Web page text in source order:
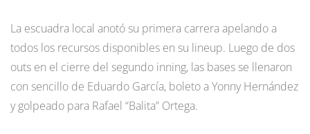
La escuadra local anotó su primera carrera apelando a
todos los recursos disponibles en su lineup. Luego de dos
outs en el cierre del segundo inning, las bases se llenaron
con sencillo de Eduardo García, boleto a Yonny Hernández
y golpeado para Rafael “Balita” Ortega.